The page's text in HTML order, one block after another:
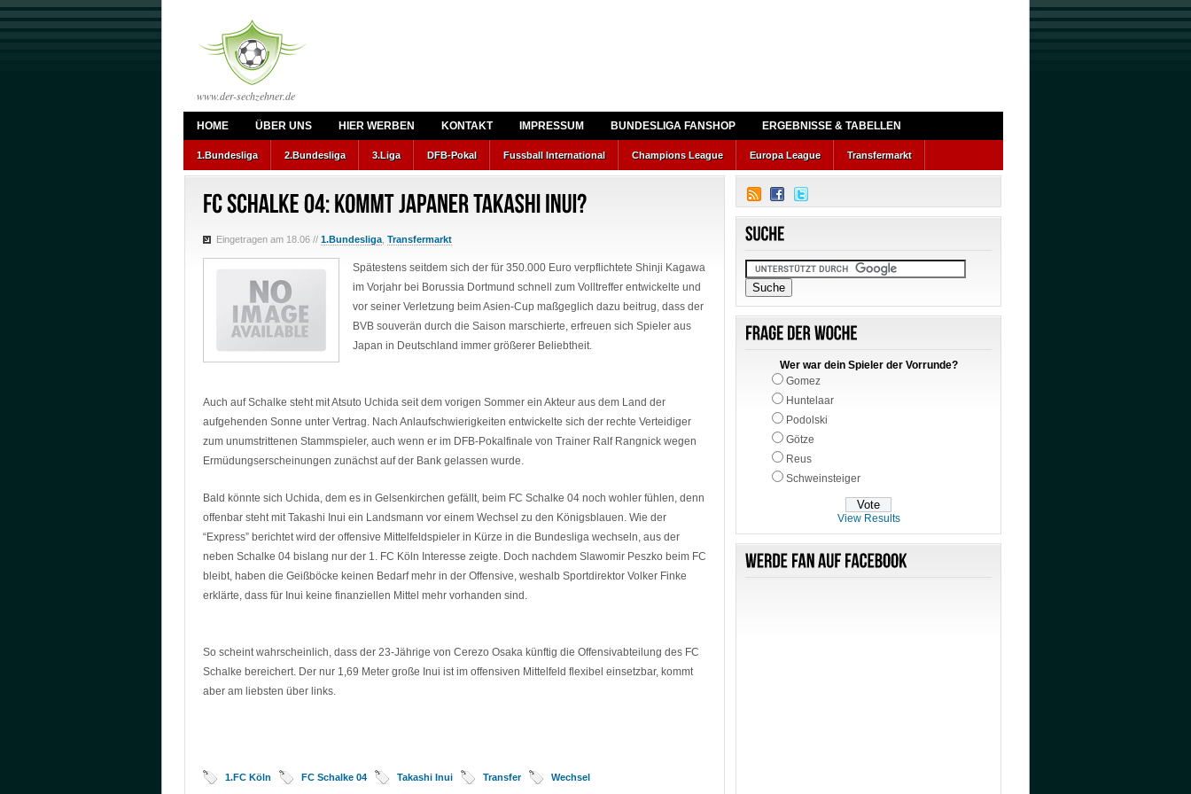
www.der-sechzehner.de
HOME ÜBER UNS HIER WERBEN KONTAKT IMPRESSUM BUNDESLIGA FANSHOP ERGEBNISSE & TABELLEN
1.Bundesliga 2.Bundesliga 3.Liga DFB-Pokal Fussball International Champions League Europa League Transfermarkt
Eingetragen am 18.06 // 1.Bundesliga Transfermarkt
Spätestens seitdem sich der für 350.000 Euro verpflichtete Shinji Kagawa
im Vorjahr bei Borussia Dortmund schnell zum Volltreffer entwickelte und
vor seiner Verletzung beim Asien-Cup maßgeglich dazu beitrug, dass der
BVB souverän durch die Saison marschierte, erfreuen sich Spieler aus
Japan in Deutschland immer größerer Beliebtheit.
Auch auf Schalke steht mit Atsuto Uchida seit dem vorigen Sommer ein Akteur aus dem Land der
aufgehenden Sonne unter Vertrag. Nach Anlaufschwierigkeiten entwickelte sich der rechte Verteidiger
zum unumstrittenen Stammspieler, auch wenn er im DFB-Pokalfinale von Trainer Ralf Rangnick wegen
Ermüdungserscheinungen zunächst auf der Bank gelassen wurde.
Bald könnte sich Uchida, dem es in Gelsenkirchen gefällt, beim FC Schalke 04 noch wohler fühlen, denn
offenbar steht mit Takashi Inui ein Landsmann vor einem Wechsel zu den Königsblauen. Wie der
“Express” berichtet wird der offensive Mittelfeldspieler in Kürze in die Bundesliga wechseln, aus der
neben Schalke 04 bislang nur der 1. FC Köln Interesse zeigte. Doch nachdem Slawomir Peszko beim FC
bleibt, haben die Geißböcke keinen Bedarf mehr in der Offensive, weshalb Sportdirektor Volker Finke
erklärte, dass für Inui keine finanziellen Mittel mehr vorhanden sind.
So scheint wahrscheinlich, dass der 23-Jährige von Cerezo Osaka künftig die Offensivabteilung des FC
Schalke bereichert. Der nur 1,69 Meter große Inui ist im offensiven Mittelfeld flexibel einsetzbar, kommt
aber am liebsten über links.
1.FC Köln FC Schalke 04 Takashi Inui Transfer Wechsel
Wer war dein Spieler der Vorrunde?
Gomez
Huntelaar
Podolski
Götze
Reus
Schweinsteiger
View Results